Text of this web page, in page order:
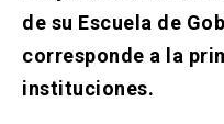
pestaña)
una
nueva
pestaña)
Biblioteca launch
(El
enlace
se
abre
Correo
(El
de su Escuela de
corresponde a la
instituciones.